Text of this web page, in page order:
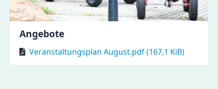
Angebote
Veranstaltungsplan August.pdf(167,1 KiB)